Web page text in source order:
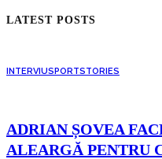
LATEST POSTS
INTERVIUSPORTSTORIES
ADRIAN ȘOVEA
ALEARGĂ PENTRU